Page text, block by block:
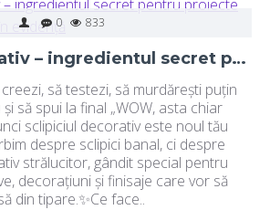
0 833
Sclipici decorativ – ingredientul secret pentru proiecte DIY care chiar ies în evidență
să testezi, să murdărești puțin
să spui la final „WOW, asta chiar
sclipiciul decorativ este noul tău
despre sclipici banal, ci despre
strălucitor, gândit special pentru
decorațiuni și finisaje care vor să
din tipare.✨Ce face..